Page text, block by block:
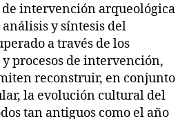
de intervención arqueológica
y síntesis del
a través de los
procesos de intervención,
reconstruir, en conjunto
la evolución cultural del
tan antiguos como el año